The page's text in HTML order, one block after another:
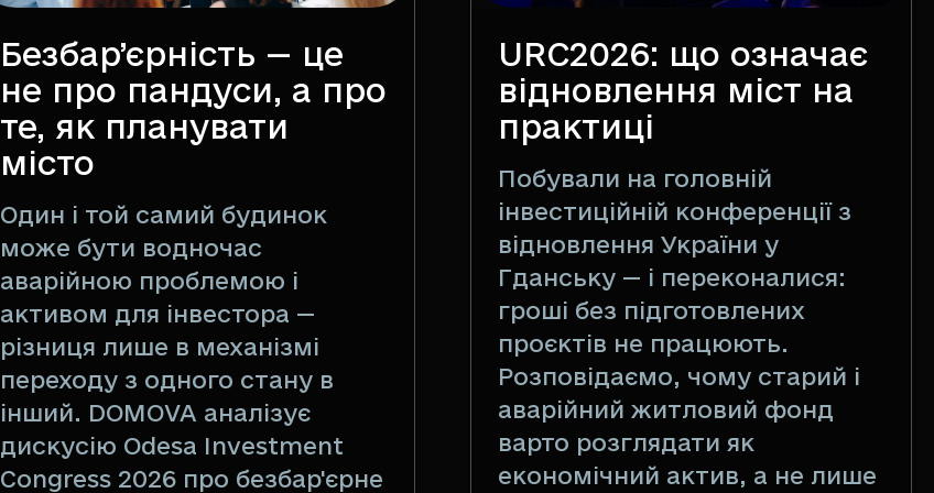
Безбар’єрність — це
не про пандуси, а про
те, як планувати
місто
Один і той самий будинок
може бути водночас
аварійною проблемою і
активом для інвестора —
різниця лише в механізмі
переходу з одного стану в
інший. DOMOVA аналізує
дискусію Odesa Investment
Congress 2026 про безбар'єрне
URC2026: що означає
відновлення міст на
практиці
Побували на головній
інвестиційній конференції з
відновлення України у
Гданську — і переконалися:
гроші без підготовлених
проєктів не працюють.
Розповідаємо, чому старий і
аварійний житловий фонд
варто розглядати як
економічний актив, а не лише